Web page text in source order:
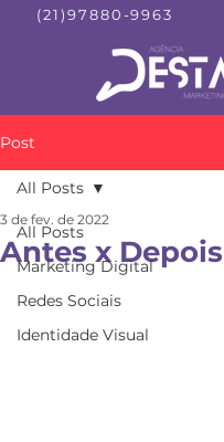
(21)97880-9963
Post
All Posts
Marketing Digital
Redes Sociais
Identidade Visual
All Posts
Antes x Depois
3 de fev. de 2022